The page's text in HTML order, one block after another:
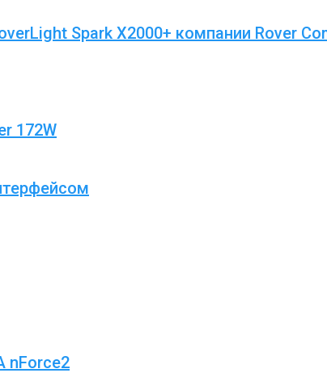
Spark X2000+ компании Rover
172W
nForce2